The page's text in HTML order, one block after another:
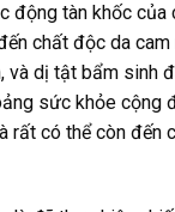
động tàn khốc của
chất độc da
và dị tật bẩm sinh
sức khỏe cộng
rất có thể còn đến